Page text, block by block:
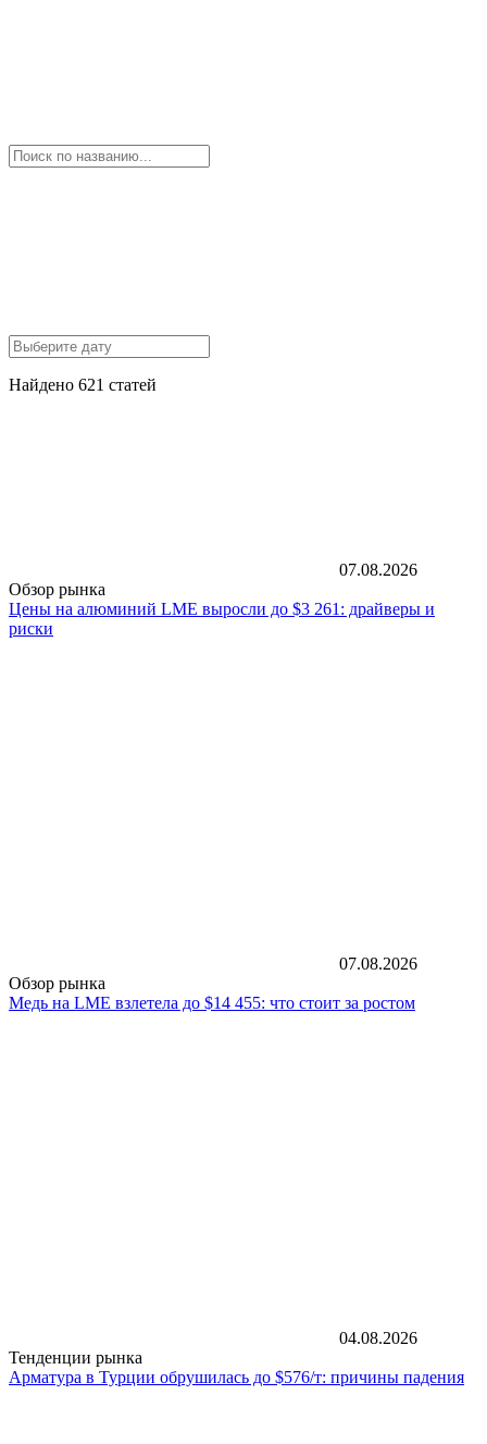
Найдено 621 статей
07.08.2026
Обзор рынка
Цены на алюминий LME выросли до $3 261: драйверы и
риски
07.08.2026
Обзор рынка
Медь на LME взлетела до $14 455: что стоит за ростом
04.08.2026
Тенденции рынка
Арматура в Турции обрушилась до $576/т: причины падения